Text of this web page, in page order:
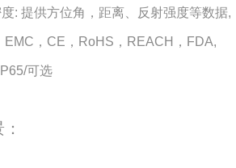
: 提供方位角，距离、反射强度等数据,
EMC ， CE ， RoHS ， REACH ， FDA,
IP65/可选